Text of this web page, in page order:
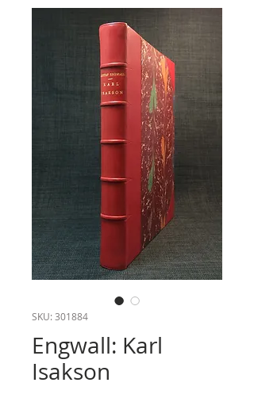
SKU: 301884
Engwall: Karl
Isakson